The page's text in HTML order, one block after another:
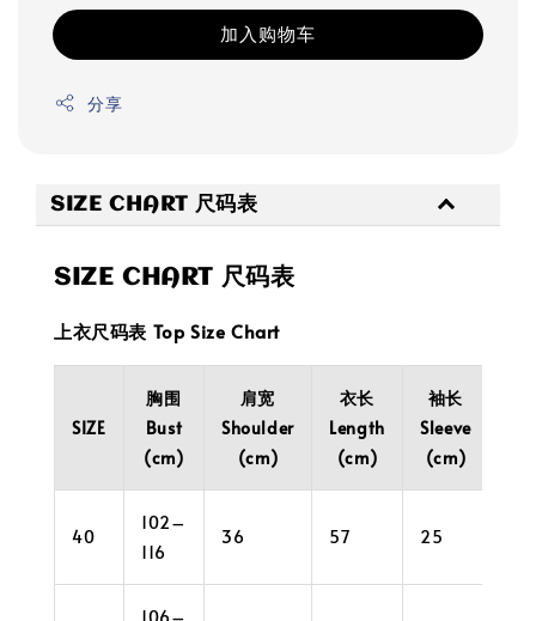
加入购物车
分享
SIZE CHART 尺码表
SIZE CHART 尺码表
上衣尺码表 Top Size Chart
SIZE
胸围
Bust
(cm)
肩宽
Shoulder
(cm)
衣长
Length
(cm)
袖长
Sleeve
(cm)
40
102–
116
36 57 25